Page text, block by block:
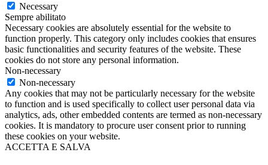
Necessary
Sempre abilitato
Necessary cookies are absolutely essential for the website to
function properly. This category only includes cookies that ensures
basic functionalities and security features of the website. These
cookies do not store any personal information.
Non-necessary
Non-necessary
Any cookies that may not be particularly necessary for the website
to function and is used specifically to collect user personal data via
analytics, ads, other embedded contents are termed as non-necessary
cookies. It is mandatory to procure user consent prior to running
these cookies on your website.
ACCETTA E SALVA